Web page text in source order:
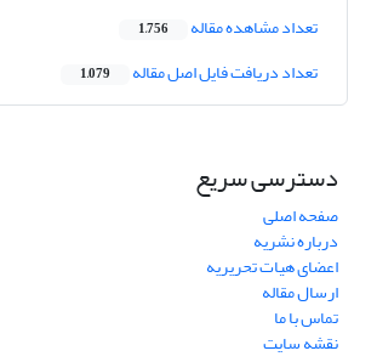
تعداد مشاهده مقاله 1,756
تعداد دریافت فایل اصل مقاله 1,079
دسترسی سریع
صفحه اصلی
درباره نشریه
اعضای هیات تحریریه
ارسال مقاله
تماس با ما
نقشه سایت